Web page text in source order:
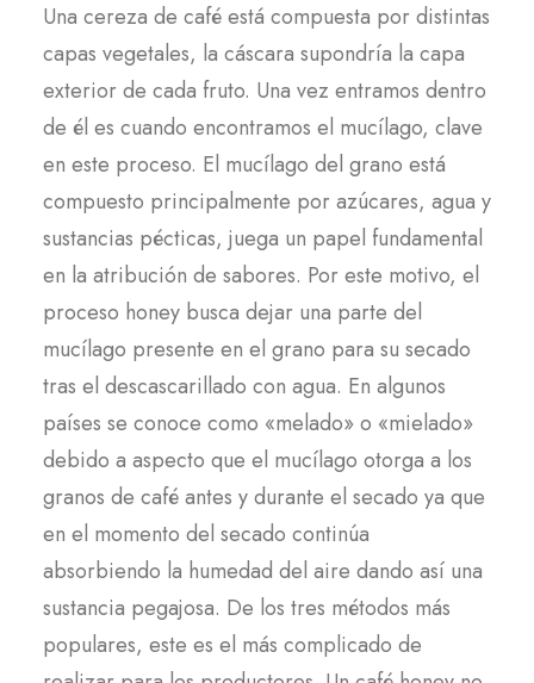
Una cereza de café está compuesta por distintas
capas vegetales, la cáscara supondría la capa
exterior de cada fruto. Una vez entramos dentro
de él es cuando encontramos el mucílago, clave
en este proceso. El mucílago del grano está
compuesto principalmente por azúcares, agua y
sustancias pécticas, juega un papel fundamental
en la atribución de sabores. Por este motivo, el
proceso honey busca dejar una parte del
mucílago presente en el grano para su secado
tras el descascarillado con agua. En algunos
países se conoce como «melado» o «mielado»
debido a aspecto que el mucílago otorga a los
granos de café antes y durante el secado ya que
en el momento del secado continúa
absorbiendo la humedad del aire dando así una
sustancia pegajosa. De los tres métodos más
populares, este es el más complicado de